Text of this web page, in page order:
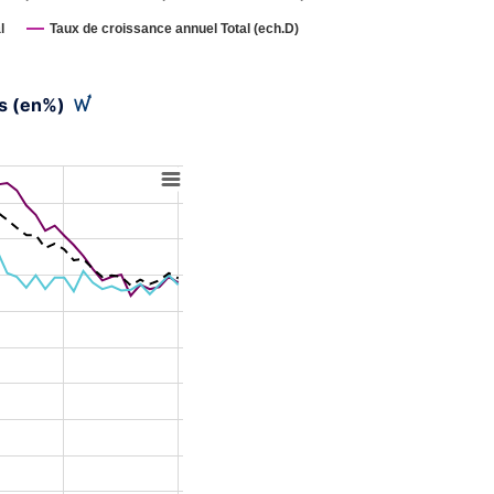
Taux de croissance annuel Total (ech.D)
(en%)